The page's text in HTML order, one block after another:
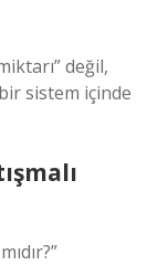
değil,
sistem içinde